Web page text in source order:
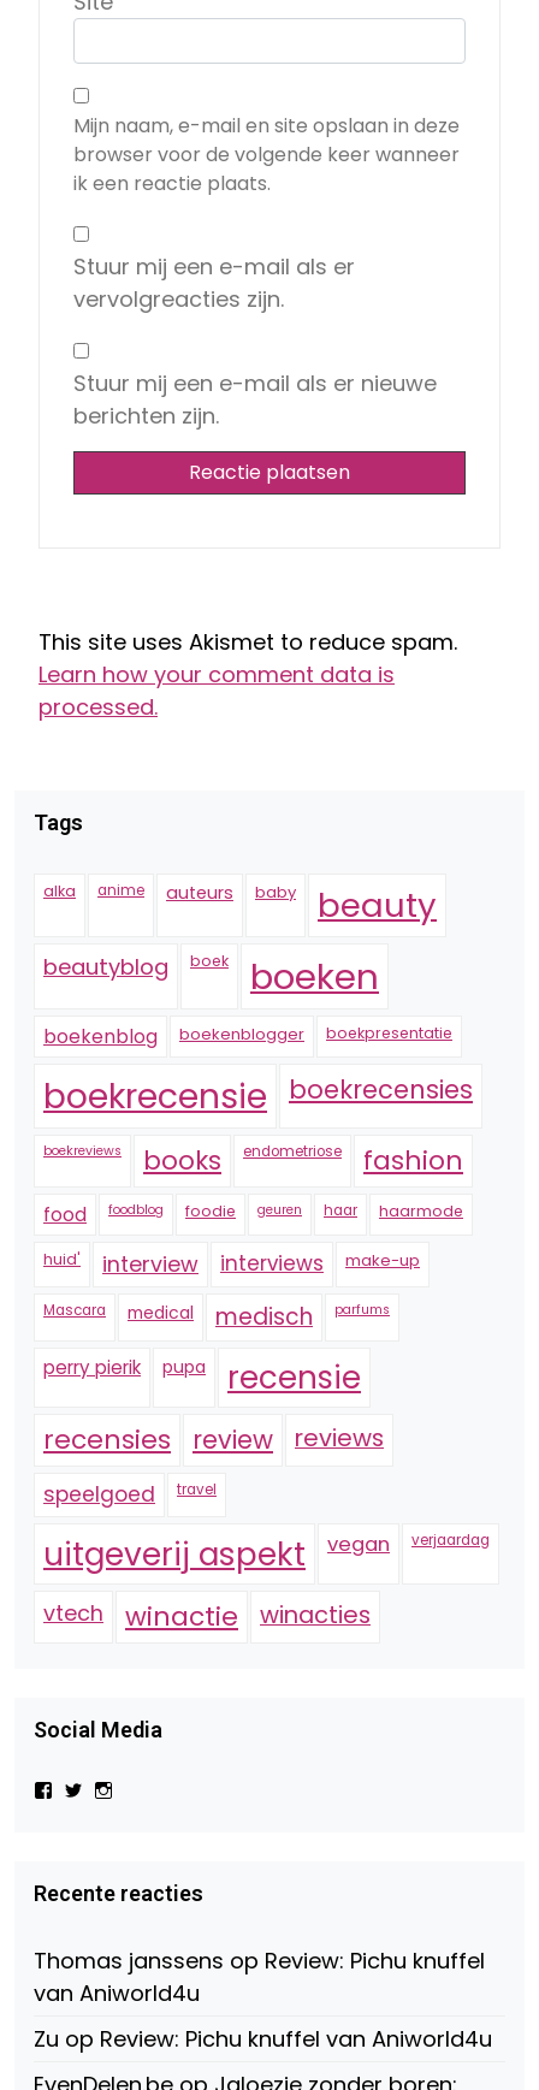
Mijn naam, e-mail en site opslaan in deze
browser voor de volgende keer wanneer
ik een reactie plaats.
Stuur mij een e-mail als er
vervolgreacties zijn.
Stuur mij een e-mail als er nieuwe
berichten zijn.
This site uses Akismet to reduce spam.
Learn how your comment data is
processed.
Tags
alka anime auteurs baby beauty
beautyblog boek boeken
boekenblog boekenblogger boekpresentatie
boekrecensie boekrecensies
boekreviews books endometriose fashion
food foodblog foodie geuren haar haarmode
huid' interview interviews make-up
Mascara medical medisch parfums
perry pierik pupa recensie
recensies review reviews
speelgoed travel
uitgeverij aspekt vegan verjaardag
vtech winactie winacties
Social Media
Bekijk
Beauty-
147775071915783/?
Facebook
Bekijk
op
Twitter
op
Instagram
Recente reacties
Thomas janssens op Review: Pichu knuffel
van Aniworld4u
Zu op Review: Pichu knuffel van Aniworld4u